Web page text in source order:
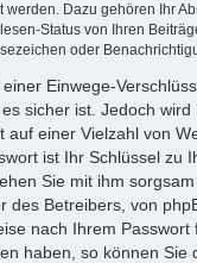
werden. Dazu gehören Ihr
Status von Ihren
oder
Einwege-
sicher ist. Jedoch wird
auf einer Vielzahl von
ist Ihr Schlüssel zu
Sie mit ihm
des Betreibers, von
nach Ihrem Passwort
haben, so können Sie